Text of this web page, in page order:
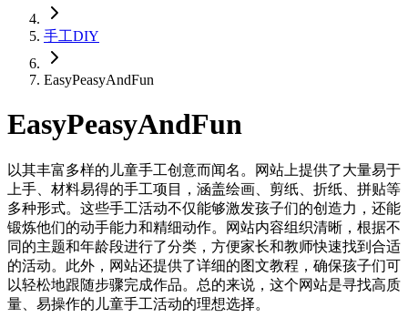
手工DIY
EasyPeasyAndFun
EasyPeasyAndFun
以其丰富多样的儿童手工创意而闻名。网站上提供了大量易于
上手、材料易得的手工项目，涵盖绘画、剪纸、折纸、拼贴等
多种形式。这些手工活动不仅能够激发孩子们的创造力，还能
锻炼他们的动手能力和精细动作。网站内容组织清晰，根据不
同的主题和年龄段进行了分类，方便家长和教师快速找到合适
的活动。此外，网站还提供了详细的图文教程，确保孩子们可
以轻松地跟随步骤完成作品。总的来说，这个网站是寻找高质
量、易操作的儿童手工活动的理想选择。